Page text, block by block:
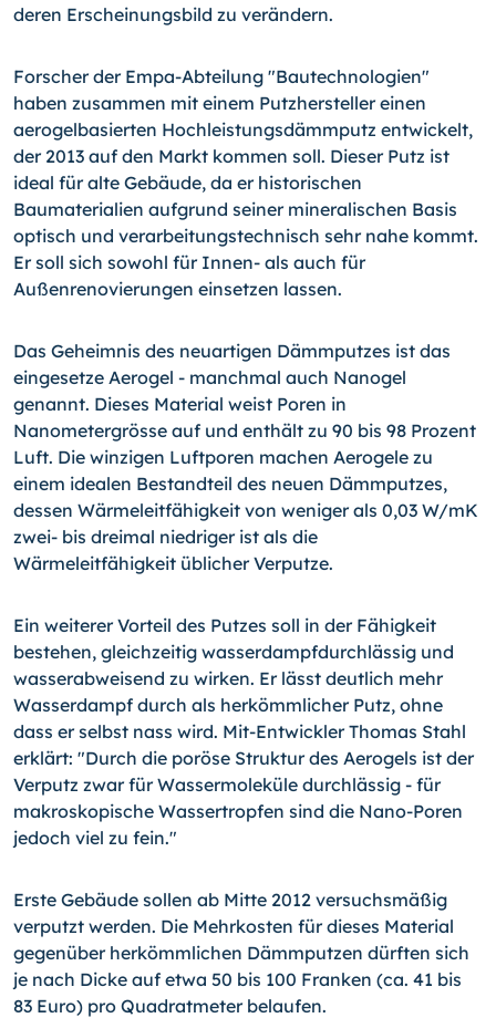
deren Erscheinungsbild zu verändern.
Forscher der Empa-Abteilung "Bautechnologien"
haben zusammen mit einem Putzhersteller einen
aerogelbasierten Hochleistungsdämmputz entwickelt,
der 2013 auf den Markt kommen soll. Dieser Putz ist
ideal für alte Gebäude, da er historischen
Baumaterialien aufgrund seiner mineralischen Basis
optisch und verarbeitungstechnisch sehr nahe kommt.
Er soll sich sowohl für Innen- als auch für
Außenrenovierungen einsetzen lassen.
Das Geheimnis des neuartigen Dämmputzes ist das
eingesetze Aerogel - manchmal auch Nanogel
genannt. Dieses Material weist Poren in
Nanometergrösse auf und enthält zu 90 bis 98 Prozent
Luft. Die winzigen Luftporen machen Aerogele zu
einem idealen Bestandteil des neuen Dämmputzes,
dessen Wärmeleitfähigkeit von weniger als 0,03 W/mK
zwei- bis dreimal niedriger ist als die
Wärmeleitfähigkeit üblicher Verputze.
Ein weiterer Vorteil des Putzes soll in der Fähigkeit
bestehen, gleichzeitig wasserdampfdurchlässig und
wasserabweisend zu wirken. Er lässt deutlich mehr
Wasserdampf durch als herkömmlicher Putz, ohne
dass er selbst nass wird. Mit-Entwickler Thomas Stahl
erklärt: "Durch die poröse Struktur des Aerogels ist der
Verputz zwar für Wassermoleküle durchlässig - für
makroskopische Wassertropfen sind die Nano-Poren
jedoch viel zu fein."
Erste Gebäude sollen ab Mitte 2012 versuchsmäßig
verputzt werden. Die Mehrkosten für dieses Material
gegenüber herkömmlichen Dämmputzen dürften sich
je nach Dicke auf etwa 50 bis 100 Franken (ca. 41 bis
83 Euro) pro Quadratmeter belaufen.